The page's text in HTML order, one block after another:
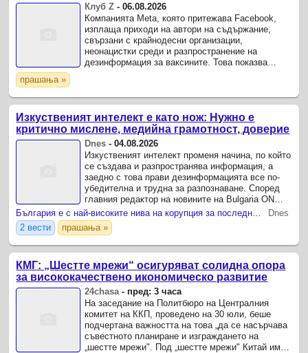
Клуб Z -06.08.2026
Компанията Meta, която притежава Facebook,
изплаща приходи на автори на съдържание,
свързани с крайнодесни организации,
неонацистки среди и разпространение на
дезинформация за ваксините. Това показва
прашања »
Изкуственият интелект е като нож: Нужно е
критично мислене, медийна грамотност, доверие
Dnes -04.08.2026
Изкуственият интелект променя начина, по който
се създава и разпространява информация, а
заедно с това прави дезинформацията все по-
убедителна и трудна за разпознаване. Според
главния редактор на новините на Bulgaria ON
AIR Евгени Генчев, технологиите сами по себе
си не са ...
Dnes
2 вести
прашања »
КМГ: „Шестте мрежи“ осигуряват солидна опора
за висококачествено икономическо развитие
24chasa - пред: 3 часа
На заседание на Политбюро на Централния
комитет на ККП, проведено на 30 юли, беше
подчертана важността на това „да се насърчава
съвестното планиране и изграждането на
„шестте мрежи". Под „шестте мрежи" Китай има